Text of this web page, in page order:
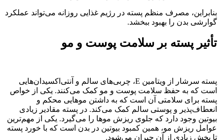
بنابراین، مصرف منظم پسته در رژیم غذایی روزانه می‌تواند عملکرد
گوارشی بدن را بهبود ببخشد.
تأثیر پسته بر سلامت پوست و مو
پسته سرشار از ویتامین E، چربی‌های سالم و آنتی‌اکسیدان‌هایی
است که به حفظ سلامت پوست و مو کمک می‌کنند. یکی از خواص
پسته برای سلامتی آن است که به داشتن موهایی محکم و
انعطاف‌پذیر و پوستی سالم کمک می‌کند. در پسته مقادیر زیادی
بیوتین وجود دارد که جلوی ریزش موها را می‌گیرد. یکی از مهم‌ترین
عوامل ریزش مو، همین کمبود بیوتین در بدن است که با خورد پسته
تا بخش زیادی از آن جبران می‌شود.